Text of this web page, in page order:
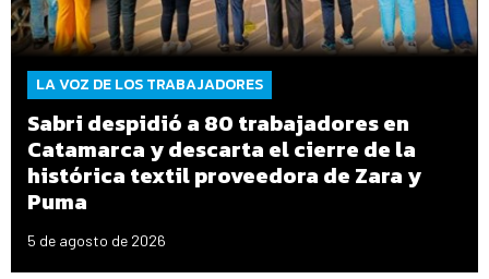
LA VOZ DE LOS TRABAJADORES
Sabri despidió a 80 trabajadores en
Catamarca y descarta el cierre de la
histórica textil proveedora de Zara y
Puma
5 de agosto de 2026